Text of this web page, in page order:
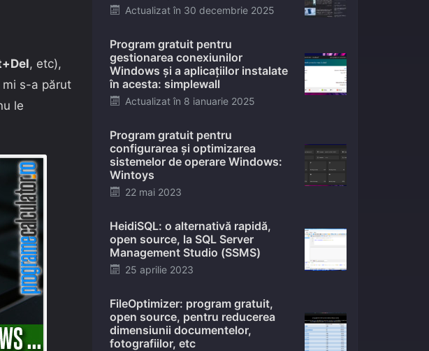
, etc),
s-a părut
le
Posted
Actualizat în 30 decembrie 2025
Program gratuit pentru
gestionarea conexiunilor
Windows și a aplicațiilor instalate
în acesta: simplewall
Posted
Actualizat în 8 ianuarie 2025
Program gratuit pentru
configurarea și optimizarea
sistemelor de operare Windows:
Wintoys
Posted
22 mai 2023
HeidiSQL: o alternativă rapidă,
open source, la SQL Server
Management Studio (SSMS)
Posted
25 aprilie 2023
FileOptimizer: program gratuit,
open source, pentru reducerea
dimensiunii documentelor,
fotografiilor, etc